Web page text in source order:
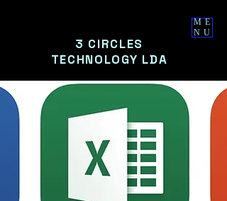
ME
NU
3 CIRCLES
TECHNOLOGY LDA